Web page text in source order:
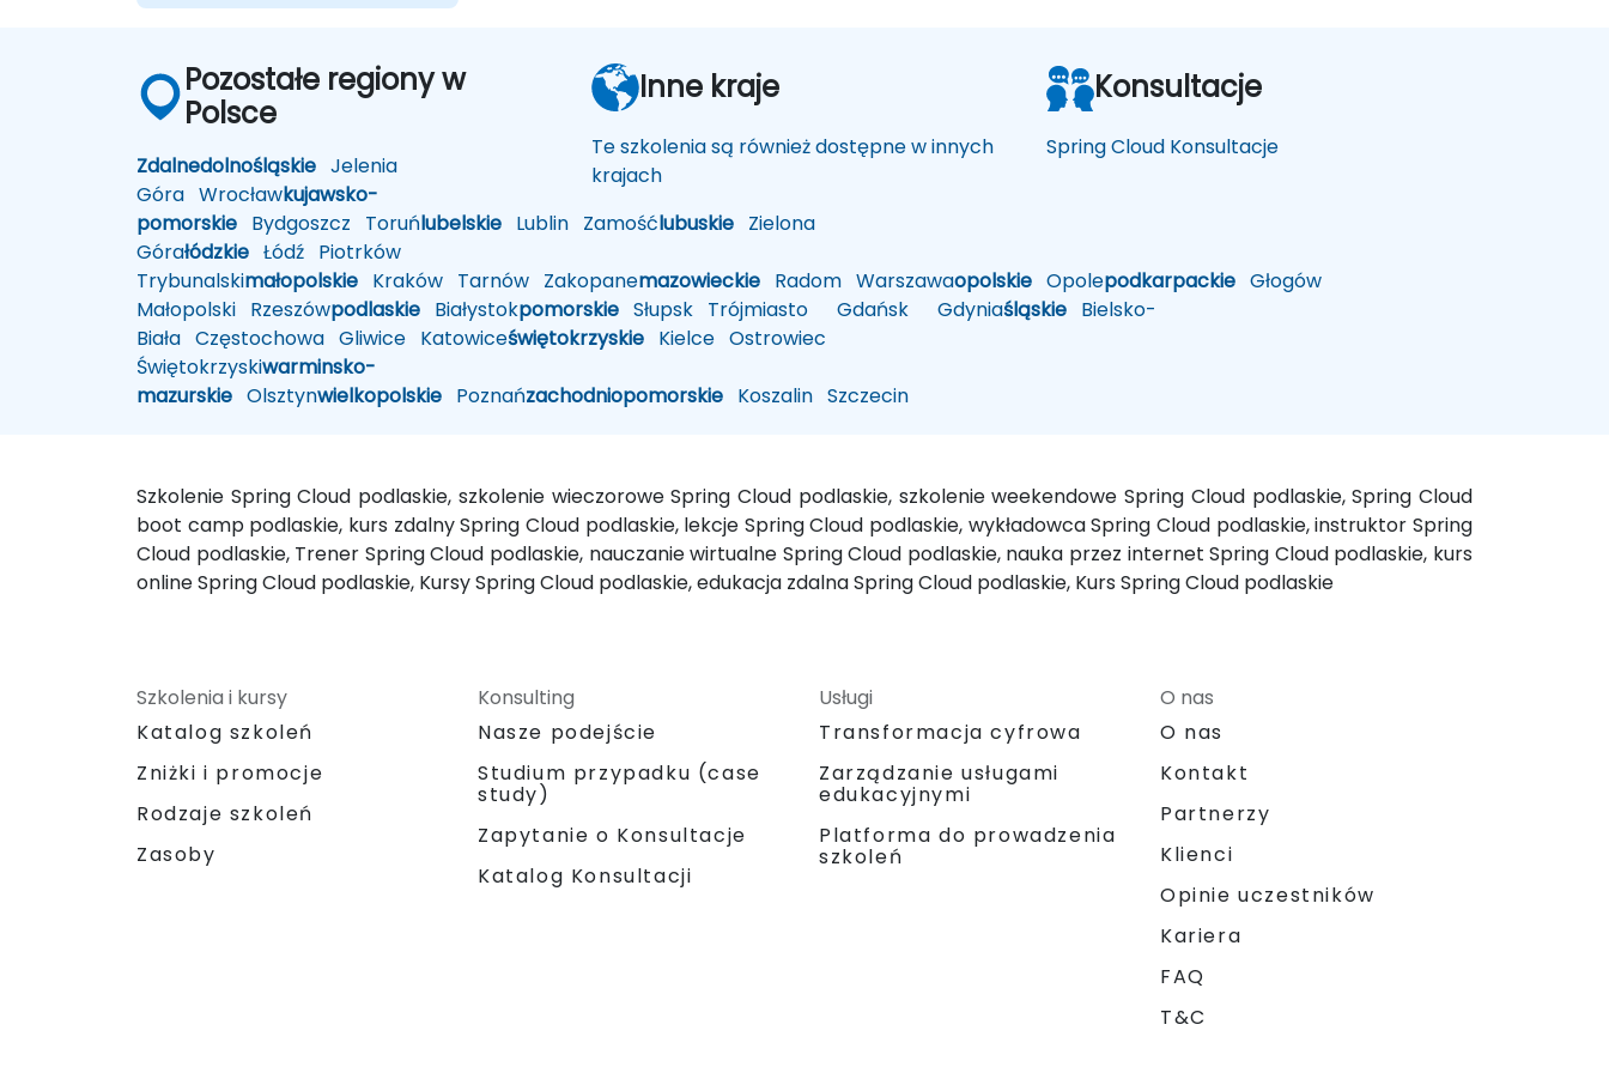
Pozostałe regiony w
Polsce
Zdalnedolnośląskie Jelenia
Góra Wrocławkujawsko-
pomorskie Bydgoszcz Toruńlubelskie Lublin Zamośćlubuskie Zielona
Górałódzkie Łódź Piotrków
Trybunalskimałopolskie Kraków Tarnów Zakopanemazowieckie Radom Warszawaopolskie Opolepodkarpackie Głogów
Małopolski Rzeszówpodlaskie Białystokpomorskie Słupsk Trójmiasto Gdańsk Gdyniaśląskie Bielsko-
Biała Częstochowa Gliwice Katowiceświętokrzyskie Kielce Ostrowiec
Świętokrzyskiwarminsko-
mazurskie Olsztynwielkopolskie Poznańzachodniopomorskie Koszalin Szczecin
Inne kraje
Te szkolenia są również dostępne w innych
krajach
Konsultacje
Spring Cloud Konsultacje
Szkolenie Spring Cloud podlaskie, szkolenie wieczorowe Spring Cloud podlaskie, szkolenie weekendowe Spring Cloud podlaskie, Spring Cloud
boot camp podlaskie, kurs zdalny Spring Cloud podlaskie, lekcje Spring Cloud podlaskie, wykładowca Spring Cloud podlaskie, instruktor Spring
Cloud podlaskie, Trener Spring Cloud podlaskie, nauczanie wirtualne Spring Cloud podlaskie, nauka przez internet Spring Cloud podlaskie, kurs
online Spring Cloud podlaskie, Kursy Spring Cloud podlaskie, edukacja zdalna Spring Cloud podlaskie, Kurs Spring Cloud podlaskie
Szkolenia i kursy
Katalog szkoleń
Zniżki i promocje
Rodzaje szkoleń
Zasoby
Konsulting
Nasze podejście
Studium przypadku (case
study)
Zapytanie o Konsultacje
Katalog Konsultacji
Usługi
Transformacja cyfrowa
Zarządzanie usługami
edukacyjnymi
Platforma do prowadzenia
szkoleń
O nas
O nas
Kontakt
Partnerzy
Klienci
Opinie uczestników
Kariera
FAQ
T&C